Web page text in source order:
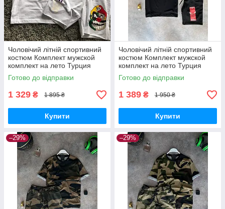
Чоловічий літній спортивний
костюм Комплект мужской
комплект на лето Турция
Готово до відправки
1 329 ₴ 1 895 ₴
Купити
Чоловічий літній спортивний
костюм Комплект мужской
комплект на лето Турция
Готово до відправки
1 389 ₴ 1 950 ₴
Купити
–29% –29%